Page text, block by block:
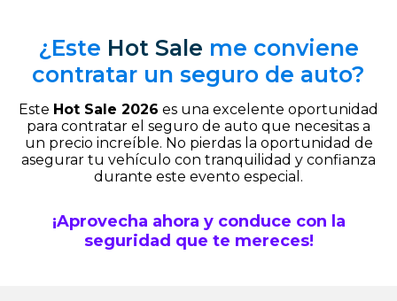
¿Este Hot Sale me conviene
contratar un seguro de auto?
Este Hot Sale 2026 es una excelente oportunidad
para contratar el seguro de auto que necesitas a
un precio increíble. No pierdas la oportunidad de
asegurar tu vehículo con tranquilidad y confianza
durante este evento especial.
¡Aprovecha ahora y conduce con la
seguridad que te mereces!